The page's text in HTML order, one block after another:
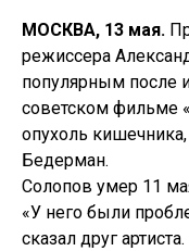
МОСКВА, 13 мая.
режиссера
популярным после
советском фильме
опухоль
Бедерман.
Солопов умер 11
«У него были
сказал друг артиста.